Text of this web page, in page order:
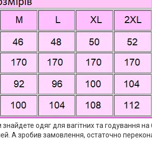
знайдете одяг для вагітних та годування
А зробив замовлення, остаточно